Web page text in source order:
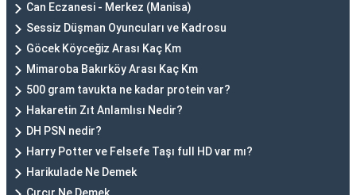
Can Eczanesi - Merkez (Manisa)
Sessiz Düşman Oyuncuları ve Kadrosu
Göcek Köyceğiz Arası Kaç Km
Mimaroba Bakırköy Arası Kaç Km
500 gram tavukta ne kadar protein var?
Hakaretin Zıt Anlamlısı Nedir?
DH PSN nedir?
Harry Potter ve Felsefe Taşı full HD var mı?
Harikulade Ne Demek